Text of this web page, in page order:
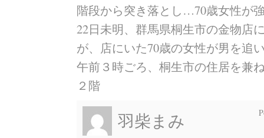
階段から突き落とし…70歳女性が
22日未明、群馬県桐生市の金物店
が、店にいた70歳の女性が男を追
午前３時ごろ、桐生市の住居を兼
２階
羽柴まみ